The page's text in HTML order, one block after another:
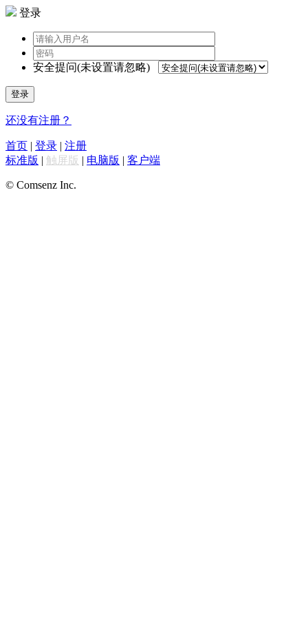
登录
安全提问(未设置请忽略)
登录
还没有注册？
首页 | 登录 | 注册
标准版 | 触屏版 | 电脑版 | 客户端
© Comsenz Inc.